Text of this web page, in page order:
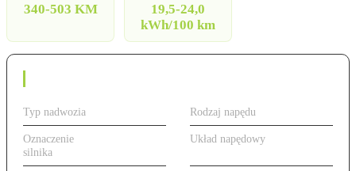
340-503 KM
19,5-24,0
kWh/100 km
Typ nadwozia Rodzaj napędu
Oznaczenie
silnika
Układ napędowy